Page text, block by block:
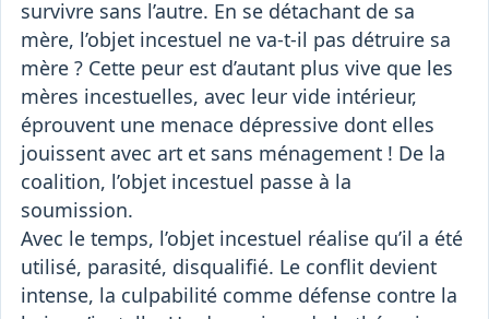
survivre sans l’autre. En se détachant de sa
mère, l’objet incestuel ne va-t-il pas détruire sa
mère ? Cette peur est d’autant plus vive que les
mères incestuelles, avec leur vide intérieur,
éprouvent une menace dépressive dont elles
jouissent avec art et sans ménagement ! De la
coalition, l’objet incestuel passe à la
soumission.
Avec le temps, l’objet incestuel réalise qu’il a été
utilisé, parasité, disqualifié. Le conflit devient
intense, la culpabilité comme défense contre la